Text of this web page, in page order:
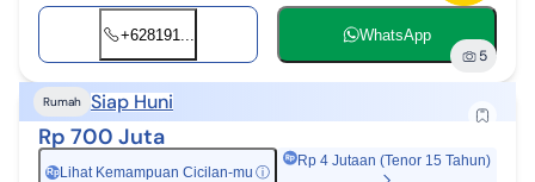
+628191... WhatsApp
5
Rumah Siap Huni
Rp 700 Juta
Rp Lihat Kemampuan Cicilan-mu ⓘ
Rp 4 Jutaan (Tenor 15 Tahun)